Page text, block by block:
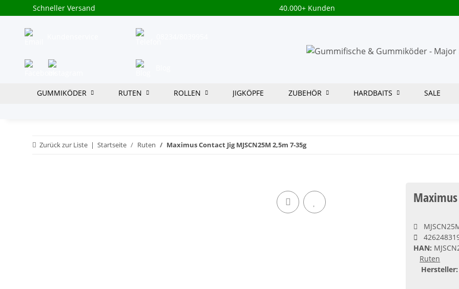
Schneller Versand 40.000+ Kunden
GUMMIKÖDER RUTEN ROLLEN JIGKÖPFE ZUBEHÖR HARDBAITS SALE
Zurück zur Liste Startseite Ruten Maximus Contact Jig MJSCN25M 2,5m 7-35g
HAN:
Ruten
Hersteller: